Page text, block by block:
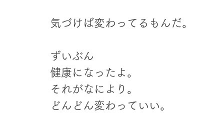
気づけば変わってるもんだ。
ずいぶん
健康になったよ。
それがなにより。
どんどん変わっていい。